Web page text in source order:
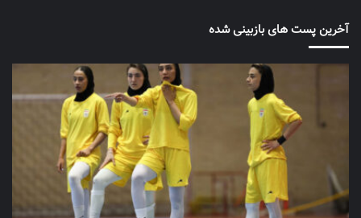
آخرین پست های بازبینی شده